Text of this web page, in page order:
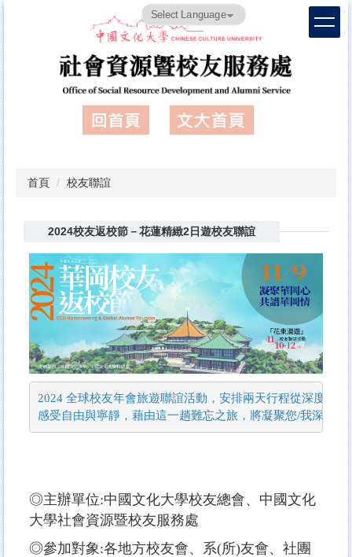
Translate
首頁 校友聯誼
2024校友返校節－花蓮精緻2日遊校友聯誼
2024 全球校友年會旅遊聯誼活動，安排兩天行程從深度文
感受自由與寧靜，藉由這一趟難忘之旅，將凝聚您/我深厚的
◎主辦單位:中國文化大學校友總會、中國文化
大學社會資源暨校友服務處
◎參加對象:各地方校友會、系(所)友會、社團